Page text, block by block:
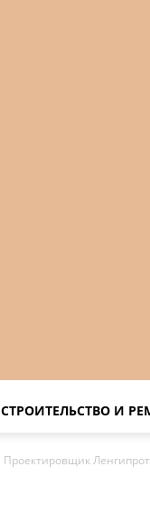
СТРОИТЕЛЬСТВО И
Проектировщик